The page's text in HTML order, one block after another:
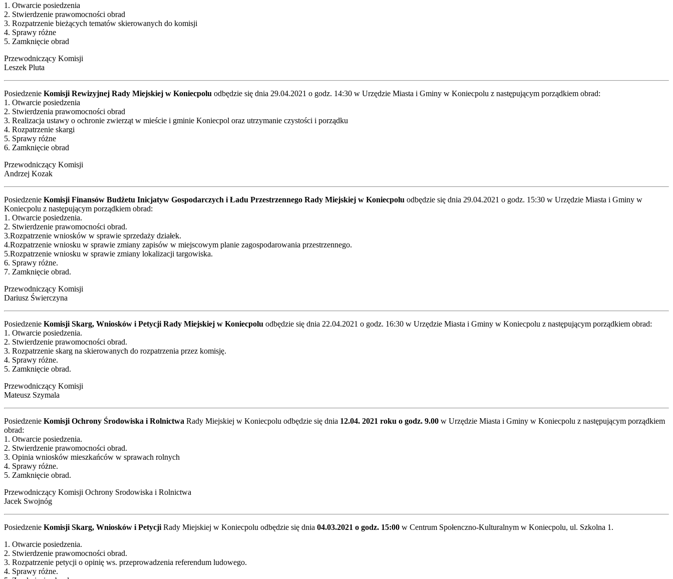
1. Otwarcie posiedzenia
2. Stwierdzenie prawomocności obrad
3. Rozpatrzenie bieżących tematów skierowanych do komisji
4. Sprawy różne
5. Zamknięcie obrad
Przewodniczący Komisji
Leszek Pluta
Posiedzenie Komisji Rewizyjnej Rady Miejskiej w Koniecpolu odbędzie się dnia 29.04.2021 o godz. 14:30 w Urzędzie Miasta i Gminy w Koniecpolu z następującym porządkiem obrad:
1. Otwarcie posiedzenia
2. Stwierdzenia prawomocności obrad
3. Realizacja ustawy o ochronie zwierząt w mieście i gminie Koniecpol oraz utrzymanie czystości i porządku
4. Rozpatrzenie skargi
5. Sprawy różne
6. Zamknięcie obrad
Przewodniczący Komisji
Andrzej Kozak
Posiedzenie Komisji Finansów Budżetu Inicjatyw Gospodarczych i Ładu Przestrzennego Rady Miejskiej w Koniecpolu odbędzie się dnia 29.04.2021 o godz. 15:30 w Urzędzie Miasta i Gminy w
Koniecpolu z następującym porządkiem obrad:
1. Otwarcie posiedzenia.
2. Stwierdzenie prawomocności obrad.
3.Rozpatrzenie wniosków w sprawie sprzedaży działek.
4.Rozpatrzenie wniosku w sprawie zmiany zapisów w miejscowym planie zagospodarowania przestrzennego.
5.Rozpatrzenie wniosku w sprawie zmiany lokalizacji targowiska.
6. Sprawy różne.
7. Zamknięcie obrad.
Przewodniczący Komisji
Dariusz Świerczyna
Posiedzenie Komisji Skarg, Wniosków i Petycji Rady Miejskiej w Koniecpolu odbędzie się dnia 22.04.2021 o godz. 16:30 w Urzędzie Miasta i Gminy w Koniecpolu z następującym porządkiem obrad:
1. Otwarcie posiedzenia.
2. Stwierdzenie prawomocności obrad.
3. Rozpatrzenie skarg na skierowanych do rozpatrzenia przez komisję.
4. Sprawy różne.
5. Zamknięcie obrad.
Przewodniczący Komisji
Mateusz Szymala
Posiedzenie Komisji Ochrony Środowiska i Rolnictwa Rady Miejskiej w Koniecpolu odbędzie się dnia 12.04. 2021 roku o godz. 9.00 w Urzędzie Miasta i Gminy w Koniecpolu z następującym porządkiem
obrad:
1. Otwarcie posiedzenia.
2. Stwierdzenie prawomocności obrad.
3. Opinia wniosków mieszkańców w sprawach rolnych
4. Sprawy różne.
5. Zamknięcie obrad.
Przewodniczący Komisji Ochrony Srodowiska i Rolnictwa
Jacek Swojnóg
Posiedzenie Komisji Skarg, Wniosków i Petycji Rady Miejskiej w Koniecpolu odbędzie się dnia 04.03.2021 o godz. 15:00 w Centrum Społenczno-Kulturalnym w Koniecpolu, ul. Szkolna 1.
1. Otwarcie posiedzenia.
2. Stwierdzenie prawomocności obrad.
3. Rozpatrzenie petycji o opinię ws. przeprowadzenia referendum ludowego.
4. Sprawy różne.